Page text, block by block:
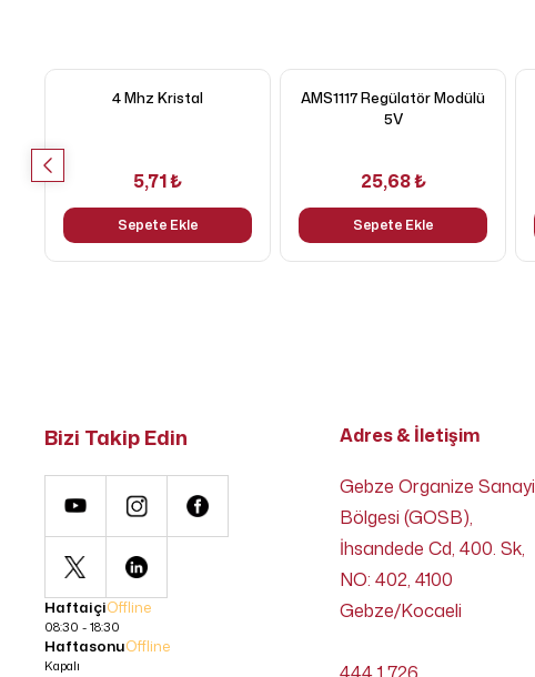
4 Mhz Kristal
5,71 ₺
Sepete Ekle
AMS1117 Regülatör Modülü
5V
25,68 ₺
Sepete Ekle
Bizi Takip Edin
HaftaiçiOffline
08:30 - 18:30
HaftasonuOffline
Kapalı
Adres & İletişim
Gebze Organize Sanayi
Bölgesi (GOSB),
İhsandede Cd, 400. Sk,
NO: 402, 4100
Gebze/Kocaeli